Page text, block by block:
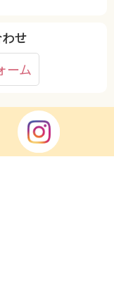
せ
ーム